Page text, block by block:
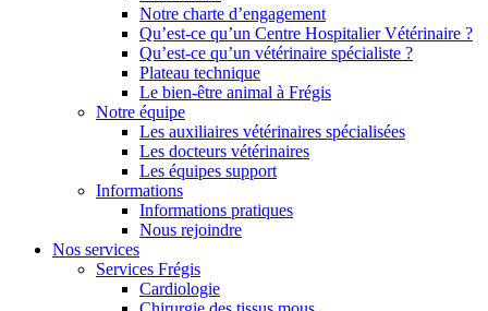
Notre charte d’engagement
Qu’est-ce qu’un Centre Hospitalier Vétérinaire ?
Qu’est-ce qu’un vétérinaire spécialiste ?
Plateau technique
Le bien-être animal à Frégis
Notre équipe
Les auxiliaires vétérinaires spécialisées
Les docteurs vétérinaires
Les équipes support
Informations
Informations pratiques
Nous rejoindre
Nos services
Services Frégis
Cardiologie